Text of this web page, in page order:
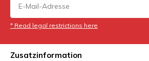
* Read legal restrictions here
Zusatzinformation